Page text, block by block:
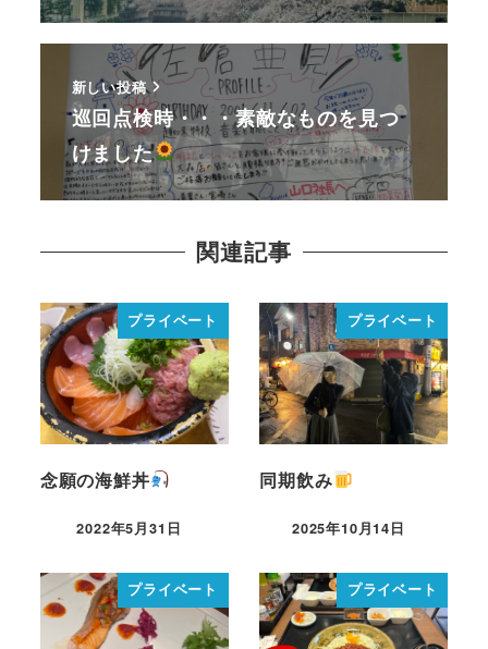
新しい投稿
巡回点検時・・・素敵なものを見つ
けました
関連記事
プライベート
念願の海鮮丼
2022年5月31日
プライベート
同期飲み
2025年10月14日
プライベート プライベート